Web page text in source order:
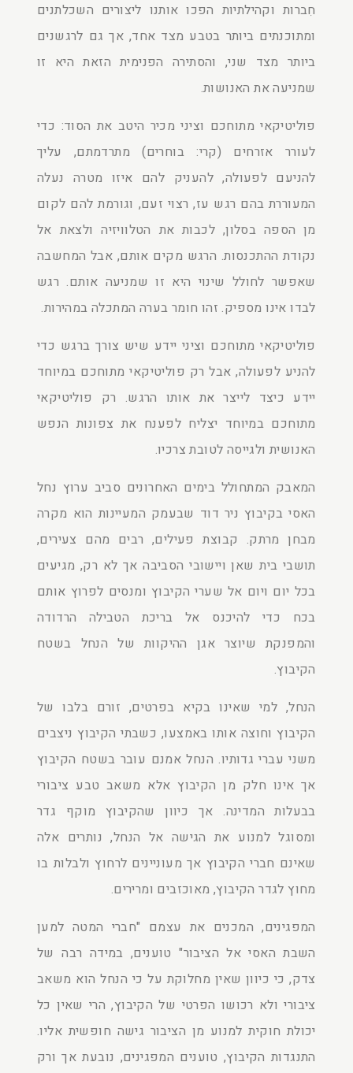
חִברות וקהילתיות הפכו אותנו ליצורים השכלתנים
ומתוכנתים ביותר בטבע מצד אחד, אך גם לרגשנים
ביותר מצד שני, והסתירה הפנימית הזאת היא זו
שמניעה את האנושות.
פוליטיקאי מתוחכם וציני מכיר היטב את הסוד: כדי
לעורר אזרחים (קרי: בוחרים) מתרדמתם, עליך
להניעם לפעולה, להעניק להם איזו מטרה נעלה
המעוררת בהם רגש עז, רצוי זעם, וגורמת להם לקום
מן הספה בסלון, לכבות את הטלוויזיה ולצאת אל
נקודת ההתכנסות. הרגש מקים אותם, אבל המחשבה
שאפשר לחולל שינוי היא זו שמניעה אותם. רגש
לבדו אינו מספיק. זהו חומר בערה המתכלה במהירות.
פוליטיקאי מתוחכם וציני יידע שיש צורך ברגש כדי
להניע לפעולה, אבל רק פוליטיקאי מתוחכם במיוחד
יידע כיצד לייצר את אותו הרגש. רק פוליטיקאי
מתוחכם במיוחד יצליח לפענח את צפונות הנפש
האנושית ולגייסה לטובת צרכיו.
המאבק המתחולל בימים האחרונים סביב ערוץ נחל
האסי בקיבוץ ניר דוד שבעמק המעיינות הוא מקרה
מבחן מרתק. קבוצת פעילים, רבים מהם צעירים,
תושבי בית שאן ויישובי הסביבה אך לא רק, מגיעים
בכל יום ויום אל שערי הקיבוץ ומנסים לפרוץ אותם
בכח כדי להיכנס אל בריכת הטבילה הרדודה
והמפנקת שיוצר אגן ההיקוות של הנחל בשטח
הקיבוץ.
הנחל, למי שאינו בקיא בפרטים, זורם בלבו של
הקיבוץ וחוצה אותו באמצעו, כשבתי הקיבוץ ניצבים
משני עברי גדותיו. הנחל אמנם עובר בשטח הקיבוץ
אך אינו חלק מן הקיבוץ אלא משאב טבע ציבורי
בבעלות המדינה. אך כיוון שהקיבוץ מוקף גדר
ומסוגל למנוע את הגישה אל הנחל, נותרים אלה
שאינם חברי הקיבוץ אך מעוניינים לרחוץ ולבלות בו
מחוץ לגדר הקיבוץ, מאוכזבים ומרירים.
המפגינים, המכנים את עצמם "חברי המטה למען
השבת האסי אל הציבור" טוענים, במידה רבה של
צדק, כי כיוון שאין מחלוקת על כי הנחל הוא משאב
ציבורי ולא רכושו הפרטי של הקיבוץ, הרי שאין כל
יכולת חוקית למנוע מן הציבור גישה חופשית אליו.
התנגדות הקיבוץ, טוענים המפגינים, נובעת אך ורק